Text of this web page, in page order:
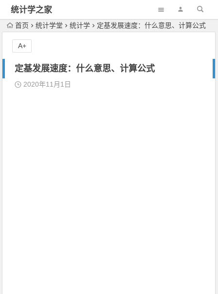
统计学之家
首页 统计学堂 统计学 定基发展速度：什么意思、计算公式
定基发展速度：什么意思、计算公式
2020年11月1日
A+